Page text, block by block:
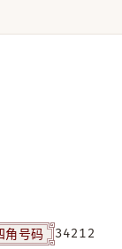
角号码 34212